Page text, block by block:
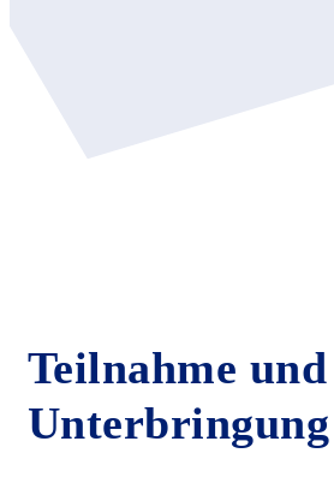
Teilnahme und
Unterbringung